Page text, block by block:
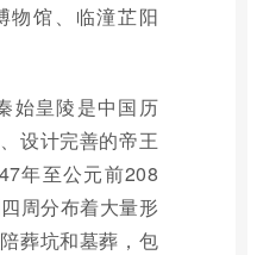
物馆、临潼芷阳
始皇陵是中国历
设计完善的帝王
年至公元前208
周分布着大量形
葬坑和墓葬，包